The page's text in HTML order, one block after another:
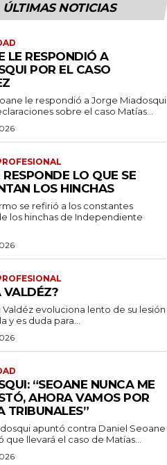
ÚLTIMAS NOTICIAS
LE RESPONDIÓ A
POR EL CASO
le respondió a Jorge Miadosqui
sobre el caso Matías...
LO QUE SE
LOS HINCHAS
se refirió a los constantes
los hinchas de Independiente
VALDÉZ?
Valdéz evoluciona lento de su lesión
y es duda para...
“SEOANE NUNCA ME
AHORA VAMOS POR
TRIBUNALES”
apuntó contra Daniel Seoane
que llevará el caso de Matías...